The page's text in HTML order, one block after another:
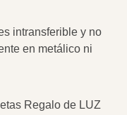
intransferible y no
en metálico ni
Regalo de LUZ